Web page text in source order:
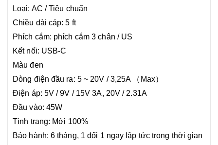
Loại: AC / Tiêu chuẩn
Chiều dài cáp: 5 ft
Phích cắm: phích cắm 3 chân / US
Kết nối: USB-C
Màu đen
Dòng điện đầu ra: 5 ~ 20V / 3,25A （Max）
Điện áp: 5V / 9V / 15V 3A, 20V / 2.31A
Đầu vào: 45W
Tình trang: Mới 100%
Bảo hành: 6 tháng, 1 đổi 1 ngay lập tức trong thời gian